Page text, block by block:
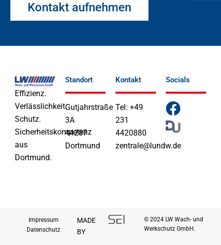
Kontakt aufnehmen
Effizienz.
Verlässlichkeit.
Schutz.
Sicherheitskompetenz
aus
Dortmund.
Standort
Gutjahrstraße
3A
44287
Dortmund
Kontakt
Tel: +49
231
4420880
zentrale@lundw.de
Socials
F
a
c
e
© 2024 LW Wach- und
Werkschutz GmbH.
MADE
BY
Impressum
Datenschutz